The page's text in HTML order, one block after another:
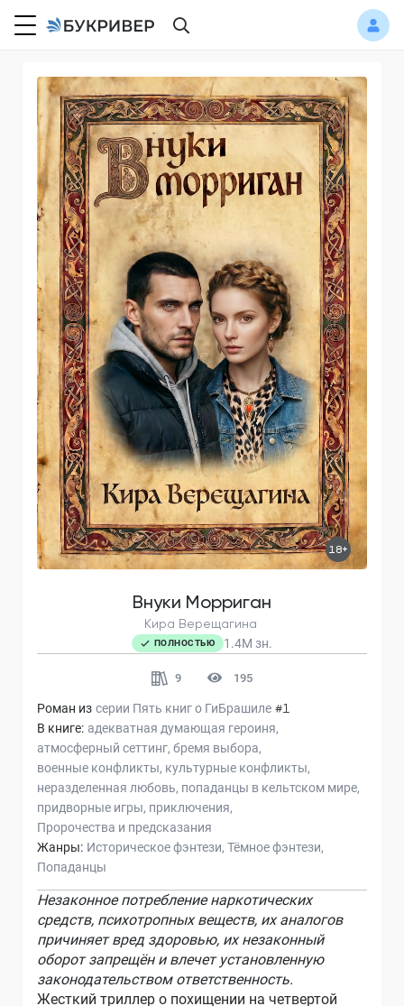
18+
Внуки Морриган
Кира Верещагина
ПОЛНОСТЬЮ 1.4M зн.
9 195
Роман из серии Пять книг о ГиБрашиле #1
В книге: адекватная думающая героиня
атмосферный сеттинг бремя выбора
военные конфликты культурные конфликты
неразделенная любовь попаданцы в кельтском мире
придворные игры приключения
Пророчества и предсказания
Жанры: Историческое фэнтези Тёмное фэнтези
Попаданцы
Незаконное потребление наркотических
средств, психотропных веществ, их аналогов
причиняет вред здоровью, их незаконный
оборот запрещён и влечет установленную
законодательством ответственность.
Жесткий триллер о похищении на четвертой